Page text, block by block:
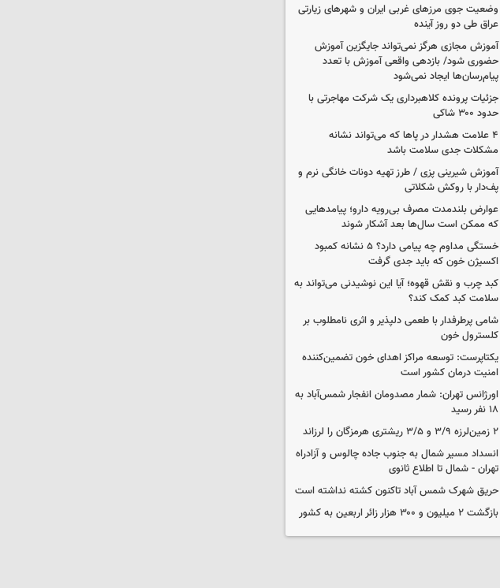
وضعیت جوی مرزهای غربی ایران و شهرهای زیارتی
عراق طی دو روز آینده
آموزش مجازی هرگز نمی‌تواند جایگزین آموزش
حضوری شود/ بازدهی واقعی آموزش با تعدد
پیام‌رسان‌ها ایجاد نمی‌شود
جزئیات پرونده کلاهبرداری یک شرکت مهاجرتی با
حدود ۳۰۰ شاکی
۴ علامت هشدار در پاها که می‌تواند نشانه
مشکلات جدی سلامت باشد
آموزش شیرینی پزی / طرز تهیه دونات خانگی نرم و
پف‌دار با روکش شکلاتی
عوارض بلندمدت مصرف بی‌رویه دارو؛ پیامدهایی
که ممکن است سال‌ها بعد آشکار شوند
خستگی مداوم چه پیامی دارد؟ ۵ نشانه کمبود
اکسیژن خون که باید جدی گرفت
کبد چرب و نقش قهوه؛ آیا این نوشیدنی می‌تواند به
سلامت کبد کمک کند؟
شامی پرطرفدار با طعمی دلپذیر و اثری نامطلوب بر
کلسترول خون
یکتاپرست: توسعه مراکز اهدای خون تضمین‌کننده
امنیت درمان کشور است
اورژانس تهران: شمار مصدومان انفجار شمس‌آباد به
۱۸ نفر رسید
۲ زمین‌لرزه ۳/۹ و ۳/۵ ریشتری هرمزگان را لرزاند
انسداد مسیر شمال به جنوب جاده چالوس و آزادراه
تهران - شمال تا اطلاع ثانوی
حریق شهرک شمس آباد تاکنون کشته نداشته است
بازگشت ۲ میلیون و ۳۰۰ هزار زائر اربعین به کشور